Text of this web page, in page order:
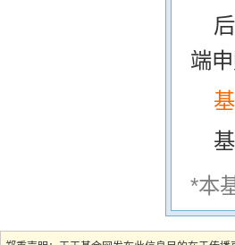
端
*本